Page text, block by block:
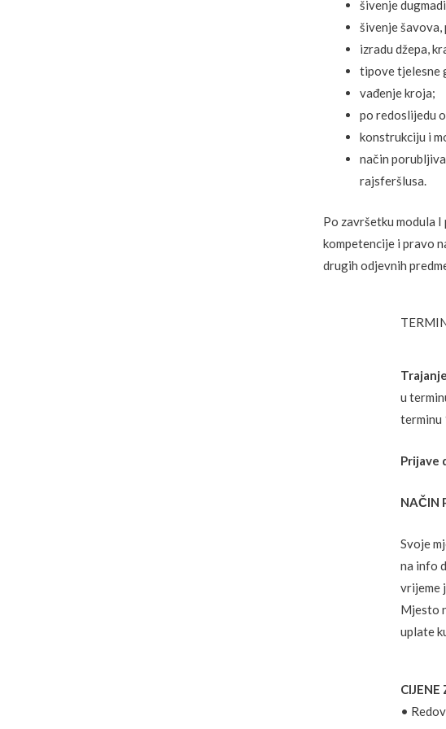
šivenje
šivenje šavova,
izradu džepa,
tipove tjelesne
vađenje kroja;
po redoslijedu
konstrukciju i
način
rajsferšlusa.
Po završetku modula
kompetencije i pravo
drugih odjevnih
u
terminu
Prijave
NAČIN
Svoje
na info
vrijeme
Mjesto
uplate
CIJENE
•